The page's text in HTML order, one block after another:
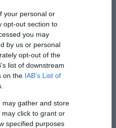
your personal or
opt-out section to
you may
by us or personal
opt-out of the
list of downstream
on the IAB’s List of
may gather and store
click to grant or
specified purposes